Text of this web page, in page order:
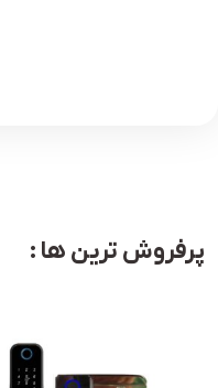
پرفروش ترین ها :